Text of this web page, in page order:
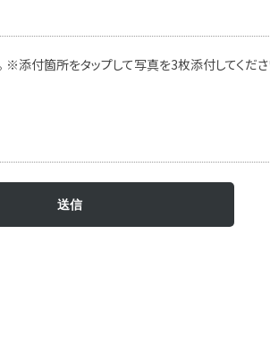
添付箇所をタップして写真を3枚添付してくだ